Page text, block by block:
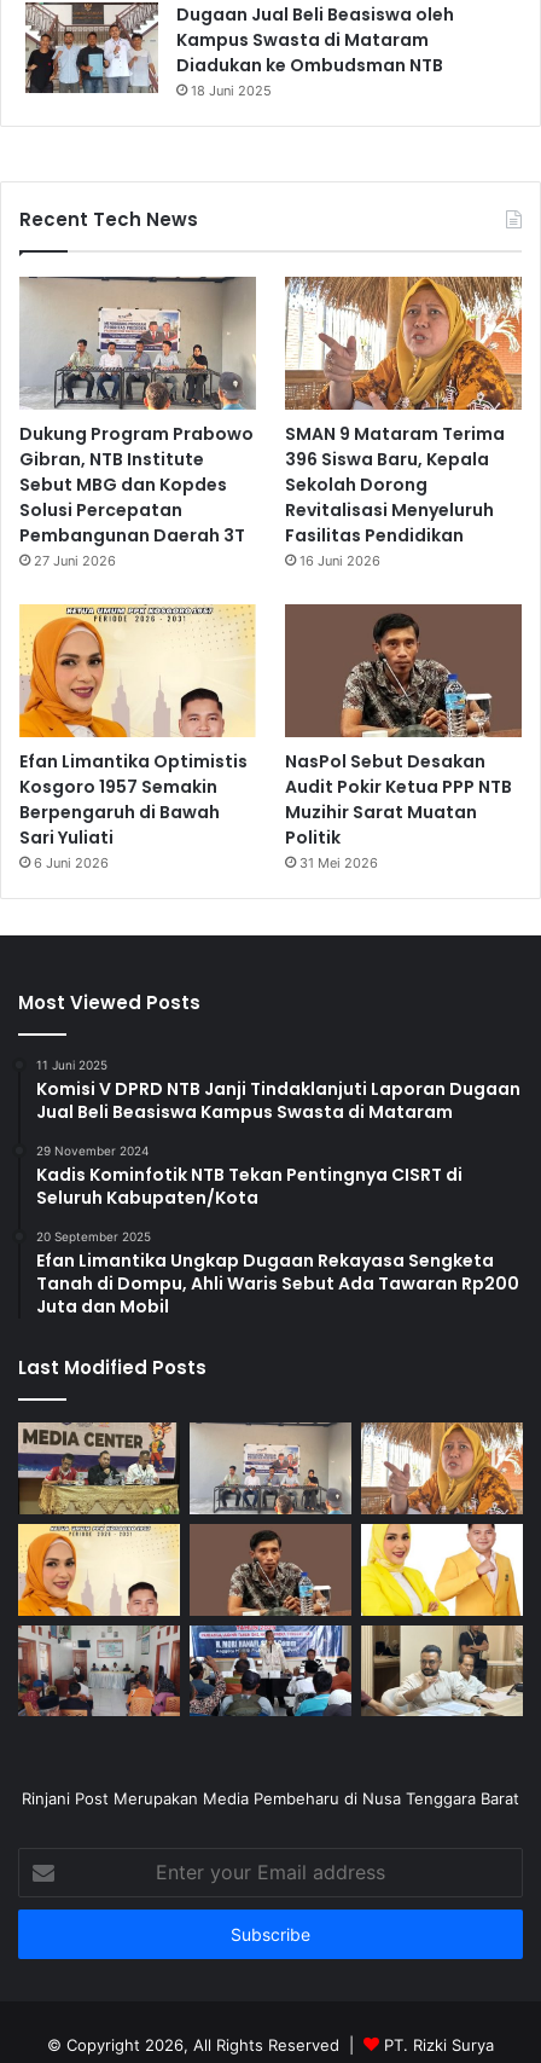
Dugaan Jual Beli Beasiswa oleh
Kampus Swasta di Mataram
Diadukan ke Ombudsman NTB
18 Juni 2025
Recent Tech News
Dukung Program Prabowo
Gibran, NTB Institute
Sebut MBG dan Kopdes
Solusi Percepatan
Pembangunan Daerah 3T
27 Juni 2026
SMAN 9 Mataram Terima
396 Siswa Baru, Kepala
Sekolah Dorong
Revitalisasi Menyeluruh
Fasilitas Pendidikan
16 Juni 2026
Efan Limantika Optimistis
Kosgoro 1957 Semakin
Berpengaruh di Bawah
Sari Yuliati
6 Juni 2026
NasPol Sebut Desakan
Audit Pokir Ketua PPP NTB
Muzihir Sarat Muatan
Politik
31 Mei 2026
Most Viewed Posts
11 Juni 2025
Komisi V DPRD NTB Janji Tindaklanjuti Laporan Dugaan
Jual Beli Beasiswa Kampus Swasta di Mataram
29 November 2024
Kadis Kominfotik NTB Tekan Pentingnya CISRT di
Seluruh Kabupaten/Kota
20 September 2025
Efan Limantika Ungkap Dugaan Rekayasa Sengketa
Tanah di Dompu, Ahli Waris Sebut Ada Tawaran Rp200
Juta dan Mobil
Last Modified Posts
Rinjani Post Merupakan Media Pembeharu di Nusa Tenggara Barat
your
Email
© Copyright 2026, All Rights Reserved | PT. Rizki Surya